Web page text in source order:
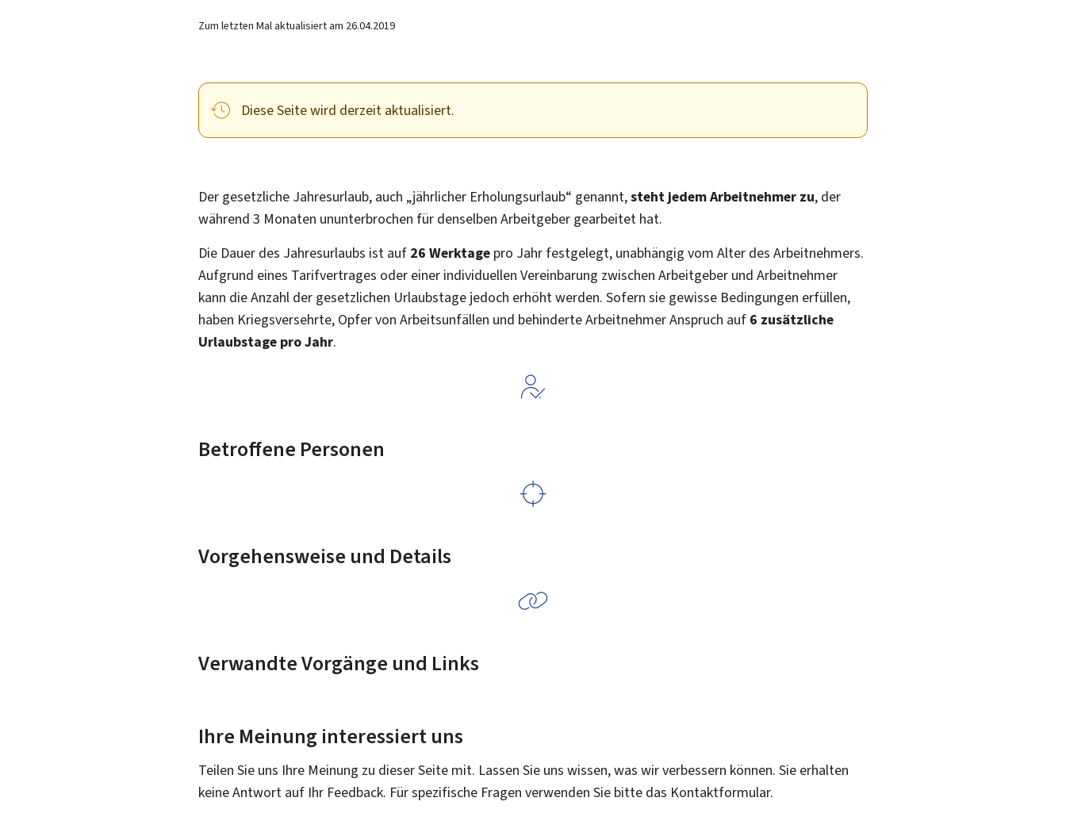
Zum letzten Mal aktualisiert am 26.04.2019
Diese Seite wird derzeit aktualisiert.
Der gesetzliche Jahresurlaub, auch „jährlicher Erholungsurlaub“ genannt,steht jedem Arbeitnehmer zu, der
während 3 Monaten ununterbrochen für denselben Arbeitgeber gearbeitet hat.
Die Dauer des Jahresurlaubs ist auf 26 Werktage pro Jahr festgelegt, unabhängig vom Alter des Arbeitnehmers.
Aufgrund eines Tarifvertrages oder einer individuellen Vereinbarung zwischen Arbeitgeber und Arbeitnehmer
kann die Anzahl der gesetzlichen Urlaubstage jedoch erhöht werden. Sofern sie gewisse Bedingungen erfüllen,
haben Kriegsversehrte, Opfer von Arbeitsunfällen und behinderte Arbeitnehmer Anspruch auf 6 zusätzliche
Urlaubstage pro Jahr.
Betroffene Personen
Vorgehensweise und Details
Verwandte Vorgänge und Links
Ihre Meinung interessiert uns
Teilen Sie uns Ihre Meinung zu dieser Seite mit. Lassen Sie uns wissen, was wir verbessern können. Sie erhalten
keine Antwort auf Ihr Feedback. Für spezifische Fragen verwenden Sie bitte das Kontaktformular.